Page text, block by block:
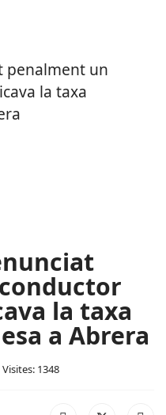
la taxa
a Abrera
Visites: 1348